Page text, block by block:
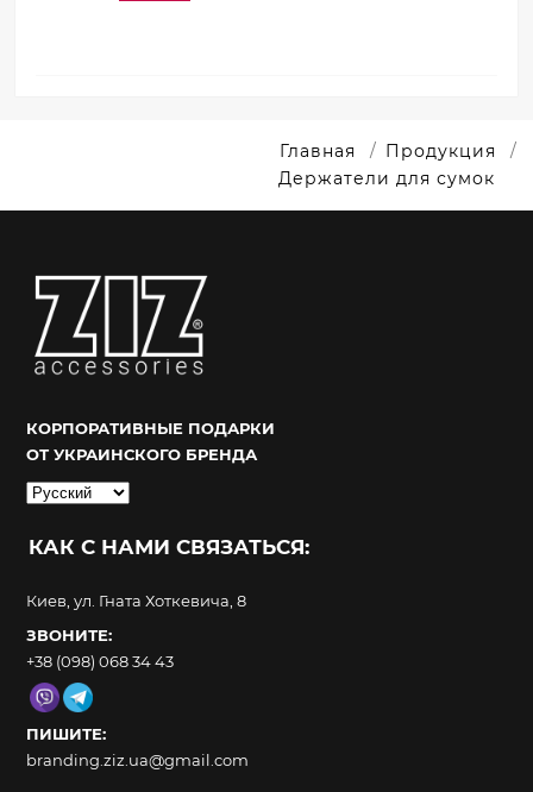
Главная
Продукция
Держатели для сумок
КОРПОРАТИВНЫЕ ПОДАРКИ
ОТ УКРАИНСКОГО БРЕНДА
Выбрать
КАК С НАМИ СВЯЗАТЬСЯ:
Киев, ул. Гната Хоткевича, 8
ЗВОНИТЕ:
+38 (098) 068 34 43
ПИШИТЕ:
branding.ziz.ua@gmail.com